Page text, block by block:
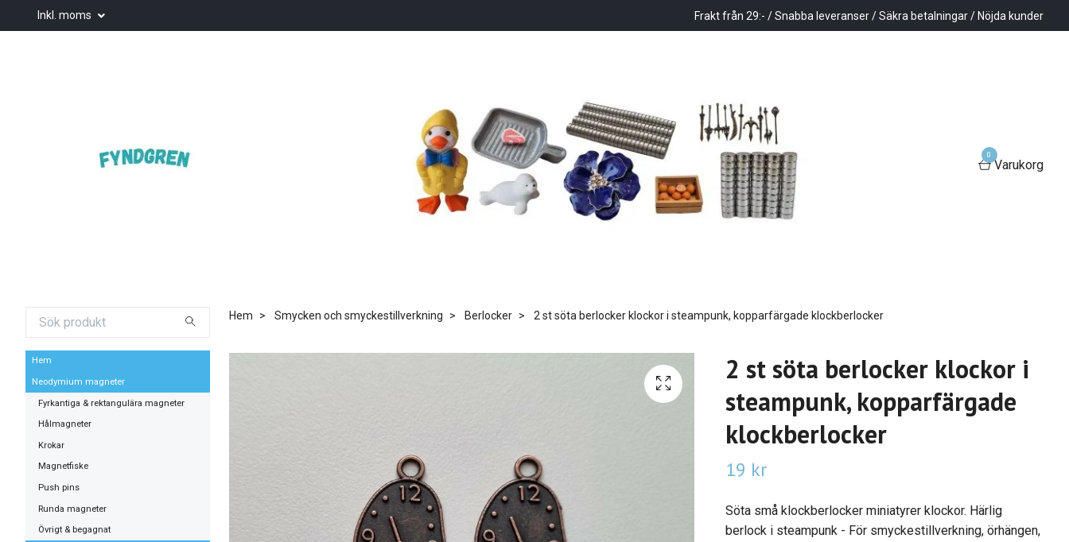
Inkl. moms Frakt från 29:- / Snabba leveranser / Säkra betalningar / Nöjda kunder
0
Varukorg
Hem
Neodymium magneter
Fyrkantiga & rektangulära magneter
Hålmagneter
Krokar
Magnetfiske
Push pins
Runda magneter
Övrigt & begagnat
Hem Smycken och smyckestillverkning Berlocker 2 st söta berlocker klockor i steampunk, kopparfärgade klockberlocker
2 st söta berlocker klockor i
steampunk, kopparfärgade
klockberlocker
19 kr
Söta små klockberlocker miniatyrer klockor. Härlig
berlock i steampunk - För smyckestillverkning, örhängen,